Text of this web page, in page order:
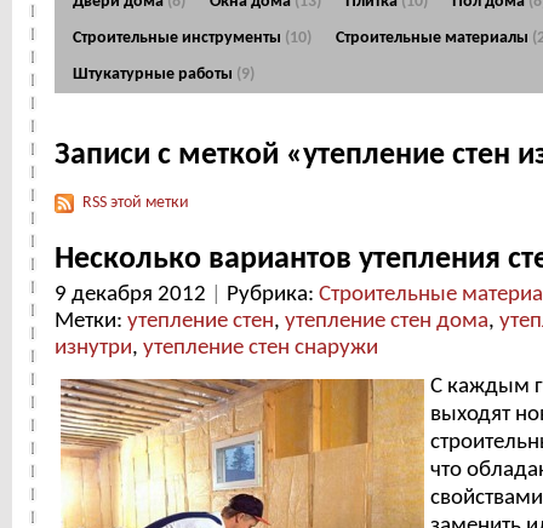
Строительные инструменты (10) Строительные материалы
Штукатурные работы (9)
Записи с меткой «утепление стен
RSS этой метки
Несколько вариантов утепления
9 декабря 2012 Рубрика: Строительные
Метки: утепление стен, утепление стен дома,
изнутри, утепление стен снаружи
С каждым
выходят
что